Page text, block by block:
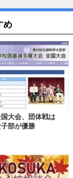
め
大会、団体戦は
部が優勝